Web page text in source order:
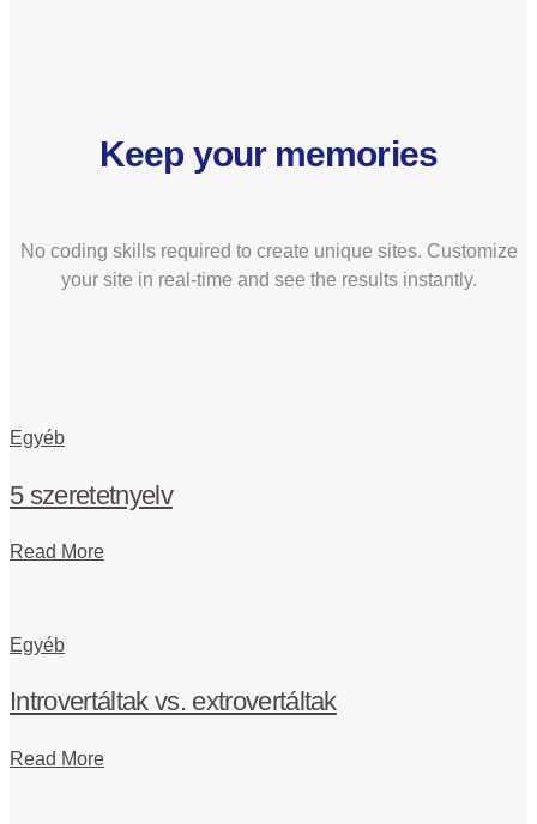
Keep your memories
No coding skills required to create unique sites. Customize
your site in real-time and see the results instantly.
Egyéb
5 szeretetnyelv
Read More
Egyéb
Introvertáltak vs. extrovertáltak
Read More